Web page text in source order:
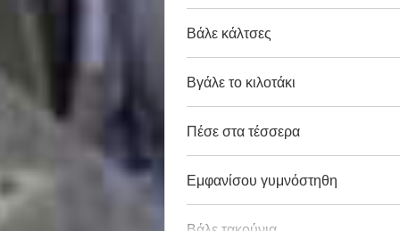
Βάλε κάλτσες
Βγάλε το κιλοτάκι
Πέσε στα τέσσερα
Εμφανίσου γυμνόστηθη